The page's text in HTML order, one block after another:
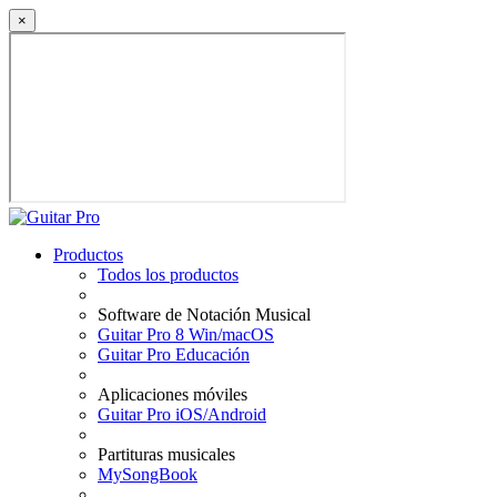
×
Productos
Todos los productos
Software de Notación Musical
Guitar Pro 8 Win/macOS
Guitar Pro Educación
Aplicaciones móviles
Guitar Pro iOS/Android
Partituras musicales
MySongBook